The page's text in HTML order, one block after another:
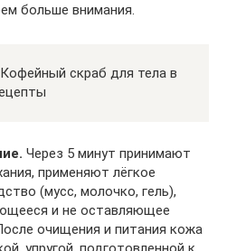
больше внимания.
скраб для тела в
Через 5 минут принимают
применяют лёгкое
(мусс, молочко, гель),
и не оставляющее
очищения и питания кожа